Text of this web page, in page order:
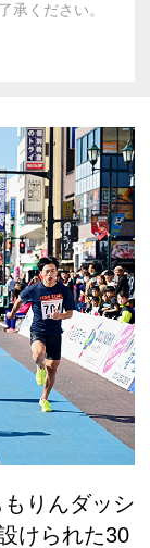
承ください。
りんダッシ
けられた30